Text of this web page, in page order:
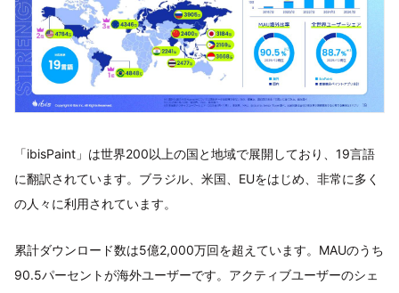
「ibisPaint」は世界200以上の国と地域で展開しており、19言語
に翻訳されています。ブラジル、米国、EUをはじめ、非常に多く
の人々に利用されています。
累計ダウンロード数は5億2,000万回を超えています。MAUのうち
90.5パーセントが海外ユーザーです。アクティブユーザーのシェ